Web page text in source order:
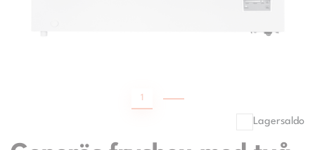
1
Lagersaldo